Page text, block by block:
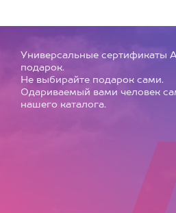
Универсальные сертификаты
подарок.
Не выбирайте подарок сами.
Одариваемый вами человек
нашего каталога.